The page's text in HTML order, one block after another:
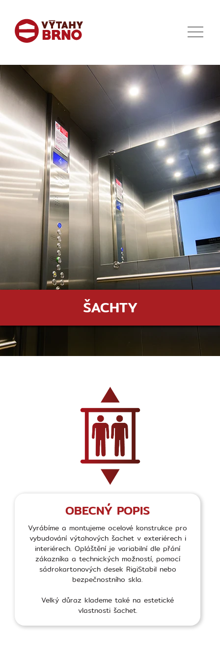
ŠACHTY
OBECNÝ POPIS
Vyrábíme a montujeme ocelové konstrukce pro
vybudování výtahových šachet v exteriérech i
interiérech. Opláštění je variabilní dle přání
zákazníka a technických možností, pomocí
sádrokartonových desek RigiStabil nebo
bezpečnostního skla.
Velký důraz klademe také na estetické
vlastnosti šachet.